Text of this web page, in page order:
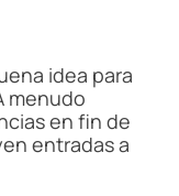
idea para
menudo
en fin de
entradas a